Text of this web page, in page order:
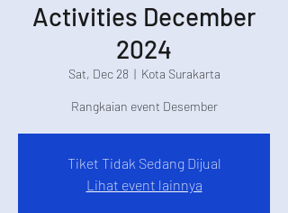
Activities December
2024
Sat, Dec 28
  |
Kota Surakarta
Rangkaian event Desember
Tiket Tidak Sedang Dijual
Lihat event lainnya